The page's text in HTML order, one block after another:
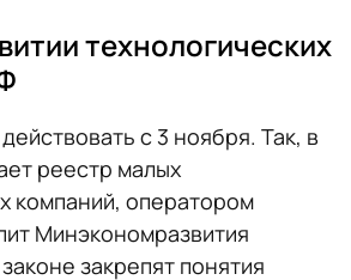
технологических
с 3 ноября. Так, в
реестр малых
компаний, оператором
Минэкономразвития
закрепят понятия